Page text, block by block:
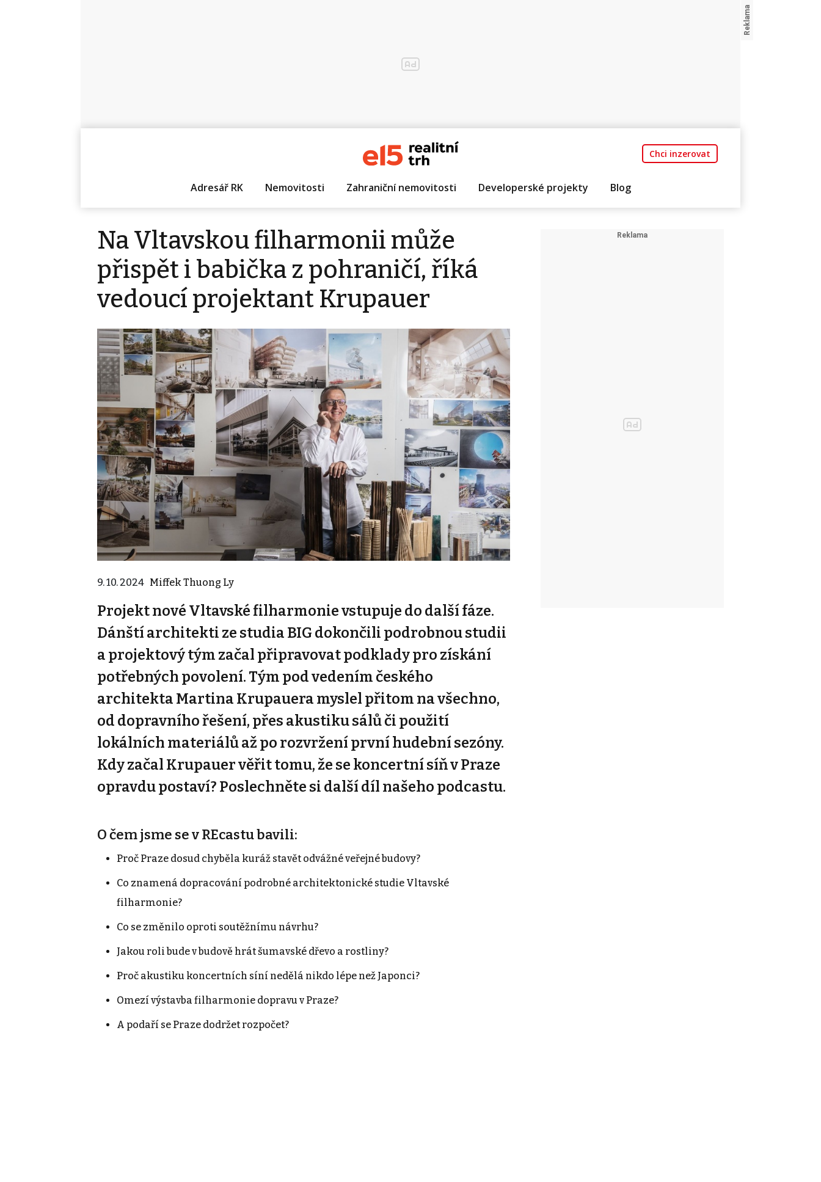
Chci inzerovat
Adresář RK Nemovitosti Zahraniční nemovitosti Developerské projekty Blog
Na Vltavskou filharmonii může
přispět i babička z pohraničí, říká
vedoucí projektant Krupauer
9. 10. 2024 Miffek Thuong Ly
Projekt nové Vltavské filharmonie vstupuje do další fáze.
Dánští architekti ze studia BIG dokončili podrobnou studii
a projektový tým začal připravovat podklady pro získání
potřebných povolení. Tým pod vedením českého
architekta Martina Krupauera myslel přitom na všechno,
od dopravního řešení, přes akustiku sálů či použití
lokálních materiálů až po rozvržení první hudební sezóny.
Kdy začal Krupauer věřit tomu, že se koncertní síň v Praze
opravdu postaví? Poslechněte si další díl našeho podcastu.
O čem jsme se v REcastu bavili:
Proč Praze dosud chyběla kuráž stavět odvážné veřejné budovy?
Co znamená dopracování podrobné architektonické studie Vltavské
filharmonie?
Co se změnilo oproti soutěžnímu návrhu?
Jakou roli bude v budově hrát šumavské dřevo a rostliny?
Proč akustiku koncertních síní nedělá nikdo lépe než Japonci?
Omezí výstavba filharmonie dopravu v Praze?
A podaří se Praze dodržet rozpočet?